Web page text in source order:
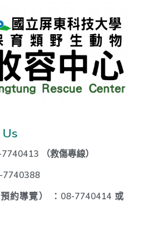
（救傷專線）
7740388
約導覽） ：08-7740414 或